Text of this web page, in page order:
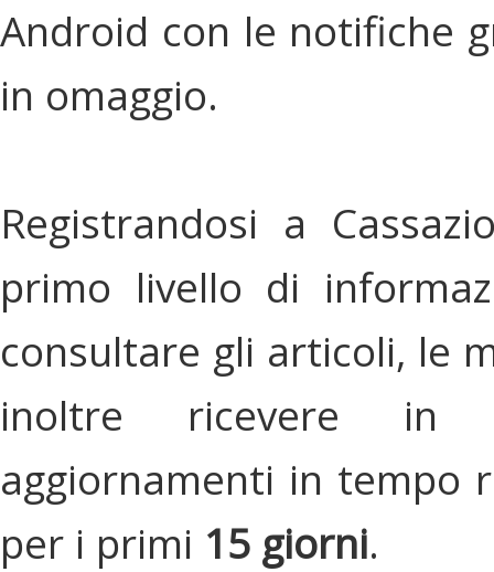
Android con le notifiche
in omaggio.
Registrandosi a
primo livello di
consultare gli articoli, le
inoltre ricevere in
aggiornamenti in tempo
per i primi 15 giorni.